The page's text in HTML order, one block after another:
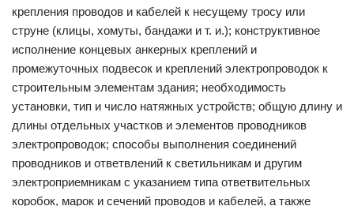
крепления проводов и кабелей к несущему тросу или
струне (клицы, хомуты, бандажи и т. и.); конструктивное
исполнение концевых анкерных креплений и
промежуточных подвесок и креплений электропроводок к
строительным элементам здания; необходимость
установки, тип и число натяжных устройств; общую длину и
длины отдельных участков и элементов проводников
электропроводок; способы выполнения соединений
проводников и ответвлений к светильникам и другим
электроприемникам с указанием типа ответвительных
коробок, марок и сечений проводов и кабелей, а также